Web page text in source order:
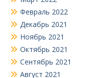
Февраль 2022
Декабрь 2021
Ноябрь 2021
Октябрь 2021
Сентябрь 2021
Август 2021